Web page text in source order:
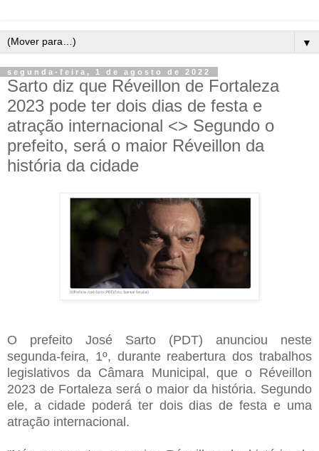
▼
segunda-feira, 1 de agosto de 2022
Sarto diz que Réveillon de Fortaleza
2023 pode ter dois dias de festa e
atração internacional <> Segundo o
prefeito, será o maior Réveillon da
história da cidade
O prefeito José Sarto (PDT) anunciou neste
segunda-feira, 1º, durante reabertura dos trabalhos
legislativos da Câmara Municipal, que o Réveillon
2023 de Fortaleza será o maior da história. Segundo
ele, a cidade poderá ter dois dias de festa e uma
atração internacional.